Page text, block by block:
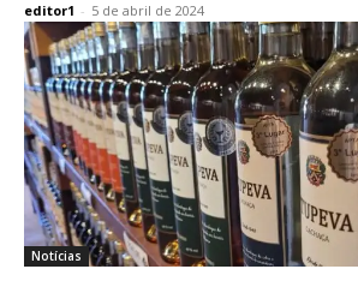
editor1 - 5 de abril de 2024
Notícias